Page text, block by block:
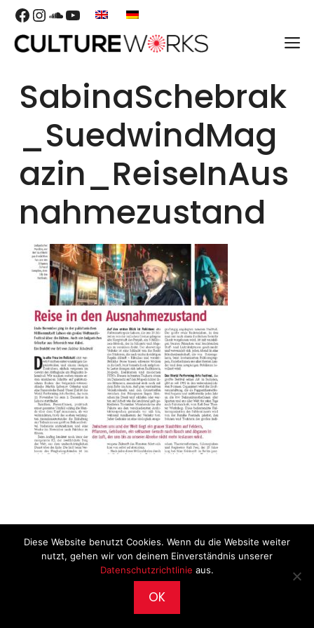
Skip
content
Facebook
Instagram
SoundCloud
YouTube
SabinaSchebrak
_SuedwindMag
azin_ReiseInAus
nahmezustand
2026 © CultureWorks •Impressum
Datenschutz
Diese Website benutzt Cookies. Wenn du die Website weiter
nutzt, gehen wir von deinem Einverständnis unserer
Datenschutzrichtlinie aus.
OK